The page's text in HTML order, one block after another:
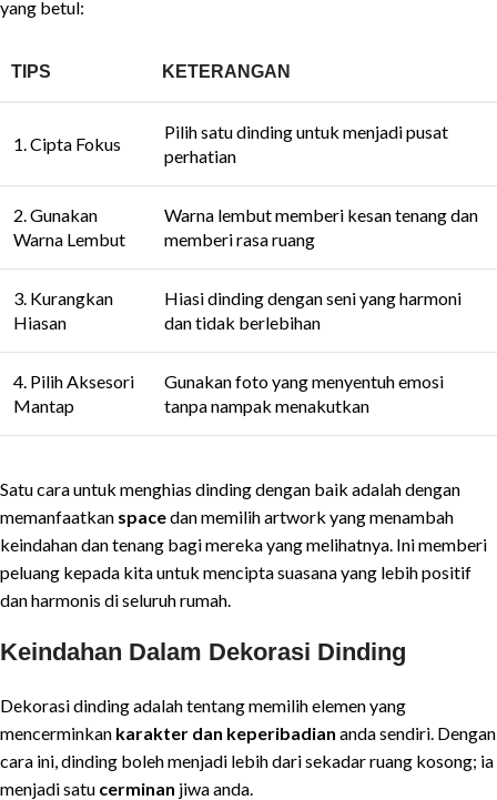
yang betul:
TIPS KETERANGAN
1. Cipta Fokus
Pilih satu dinding untuk menjadi pusat
perhatian
2. Gunakan
Warna Lembut
Warna lembut memberi kesan tenang dan
memberi rasa ruang
3. Kurangkan
Hiasan
Hiasi dinding dengan seni yang harmoni
dan tidak berlebihan
4. Pilih Aksesori
Mantap
Gunakan foto yang menyentuh emosi
tanpa nampak menakutkan
Satu cara untuk menghias dinding dengan baik adalah dengan
memanfaatkan spacedan memilih artwork yang menambah
keindahan dan tenang bagi mereka yang melihatnya. Ini memberi
peluang kepada kita untuk mencipta suasana yang lebih positif
dan harmonis di seluruh rumah.
Keindahan Dalam Dekorasi Dinding
Dekorasi dinding adalah tentang memilih elemen yang
mencerminkan karakter dan keperibadian anda sendiri. Dengan
cara ini, dinding boleh menjadi lebih dari sekadar ruang kosong; ia
menjadi satu cerminan jiwa anda.